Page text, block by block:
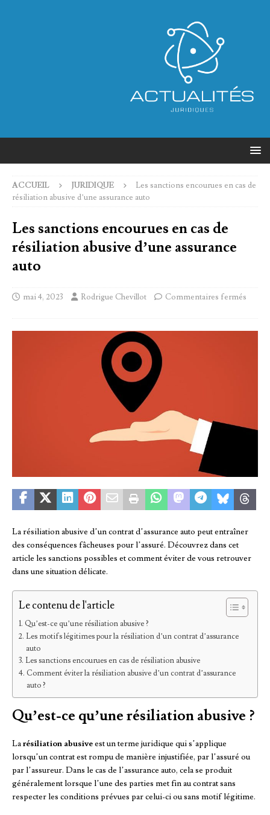
ACCUEIL JURIDIQUE
Les sanctions encourues en cas de
résiliation abusive d’une assurance auto
Les sanctions encourues en cas de
résiliation abusive d’une assurance
auto
mai 4, 2023 Rodrigue Chevillot Commentaires fermés
La résiliation abusive d’un contrat d’assurance auto peut entraîner
des conséquences fâcheuses pour l’assuré. Découvrez dans cet
article les sanctions possibles et comment éviter de vous retrouver
dans une situation délicate.
Le contenu de l'article
Qu’est-ce qu’une résiliation abusive ?
Les motifs légitimes pour la résiliation d’un contrat d’assurance
auto
Les sanctions encourues en cas de résiliation abusive
Comment éviter la résiliation abusive d’un contrat d’assurance
auto ?
Qu’est-ce qu’une résiliation abusive ?
Larésiliation abusiveest un terme juridique qui s’applique
lorsqu’un contrat est rompu de manière injustifiée, par l’assuré ou
par l’assureur. Dans le cas de l’assurance auto, cela se produit
généralement lorsque l’une des parties met fin au contrat sans
respecter les conditions prévues par celui-ci ou sans motif légitime.